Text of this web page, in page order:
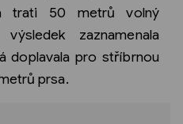
trati 50 metrů volný
zaznamenala
doplavala pro stříbrnou
prsa.